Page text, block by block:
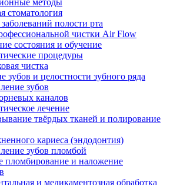
стоматология
полости рта
чистки Air Flow
состояния и обучение
процедуры
чистка
зубов и целостности зубного ряда
зубов
каналов
лечение
твёрдых тканей и полирование
кариеса (эндодонтия)
зубов пломбой
пломбирование и наложение
и медикаментозная обработка